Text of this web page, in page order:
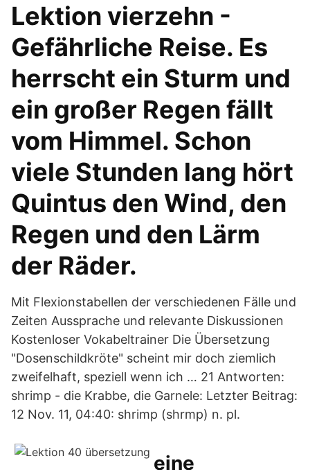
Lektion vierzehn -
Gefährliche Reise. Es
herrscht ein Sturm und
ein großer Regen fällt
vom Himmel. Schon
viele Stunden lang hört
Quintus den Wind, den
Regen und den Lärm
der Räder.
Mit Flexionstabellen der verschiedenen Fälle und
Zeiten Aussprache und relevante Diskussionen
Kostenloser Vokabeltrainer Die Übersetzung
"Dosenschildkröte" scheint mir doch ziemlich
zweifelhaft, speziell wenn ich … 21 Antworten:
shrimp - die Krabbe, die Garnele: Letzter Beitrag:
12 Nov. 11, 04:40: shrimp (shrmp) n. pl.
eine